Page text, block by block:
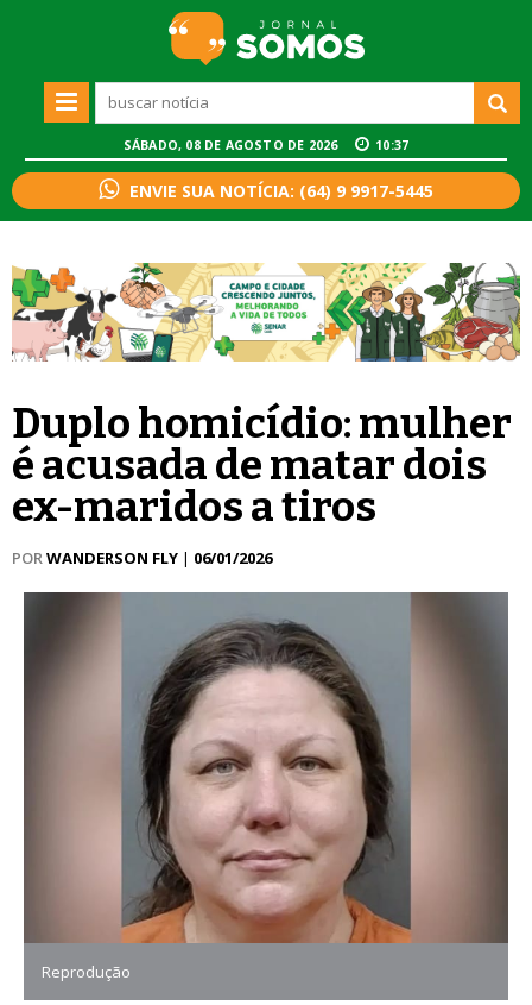
SÁBADO, 08 DE AGOSTO DE 2026 10:37
ENVIE SUA NOTÍCIA: (64) 9 9917-5445
Duplo homicídio: mulher
é acusada de matar dois
ex-maridos a tiros
PORWANDERSON FLY | 06/01/2026
Reprodução